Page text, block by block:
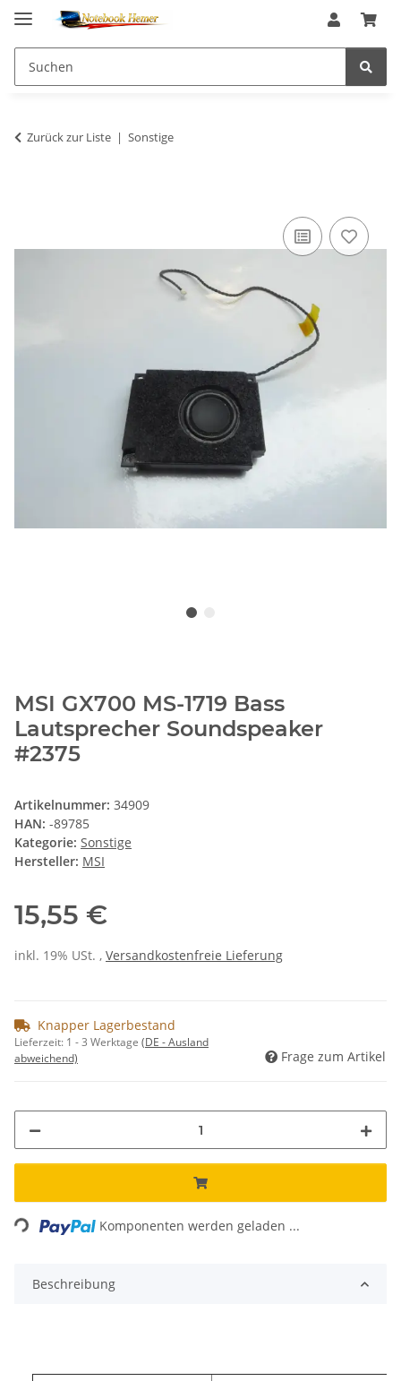
Zurück zur Liste Sonstige
MSI GX700 MS-1719 Bass
Lautsprecher Soundspeaker
#2375
Artikelnummer: 34909
HAN: -89785
Kategorie: Sonstige
Hersteller: MSI
15,55 €
inkl. 19% USt. , Versandkostenfreie Lieferung
Knapper Lagerbestand
Lieferzeit: 1 - 3 Werktage (DE - Ausland
abweichend)
Frage zum Artikel
Loading... Komponenten werden geladen ...
Beschreibung